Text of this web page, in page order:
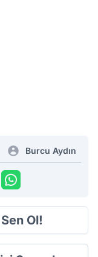
Burcu Aydın
Ol!